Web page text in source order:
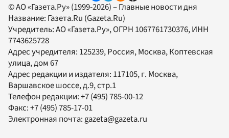
© АО «Газета.Ру» (1999-2026) – Главные новости дня
Название: Газета.Ru (Gazeta.Ru)
Учредитель:АО «Газета.Ру», ОГРН 1067761730376, ИНН
7743625728
Адрес учредителя: 125239, Россия, Москва, Коптевская
улица, дом 67
Адрес редакции и издателя: 117105, г. Москва,
Варшавское шоссе, д.9, стр.1
Телефон редакции:+7 (495) 785-00-12
Факс:+7 (495) 785-17-01
Электронная почта:gazeta@gazeta.ru